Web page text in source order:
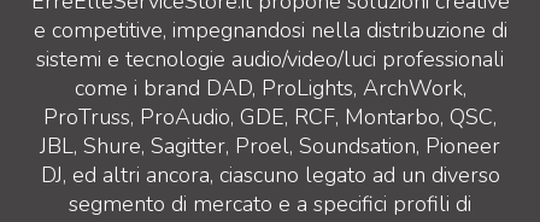
e competitive, impegnandosi nella distribuzione di
sistemi e tecnologie audio/video/luci professionali
come i brand DAD, ProLights, ArchWork,
ProTruss, ProAudio, GDE, RCF, Montarbo, QSC,
JBL, Shure, Sagitter, Proel, Soundsation, Pioneer
DJ, ed altri ancora, ciascuno legato ad un diverso
segmento di mercato e a specifici profili di